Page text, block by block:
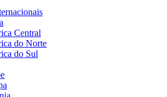
Central
do Norte
do Sul